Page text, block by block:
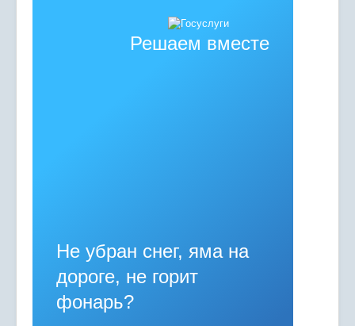
Расписание занятий
Политика персональных данных
Персонифицированное дополнительное
Решаем вместе
Не убран снег, яма на
дороге, не горит
фонарь?